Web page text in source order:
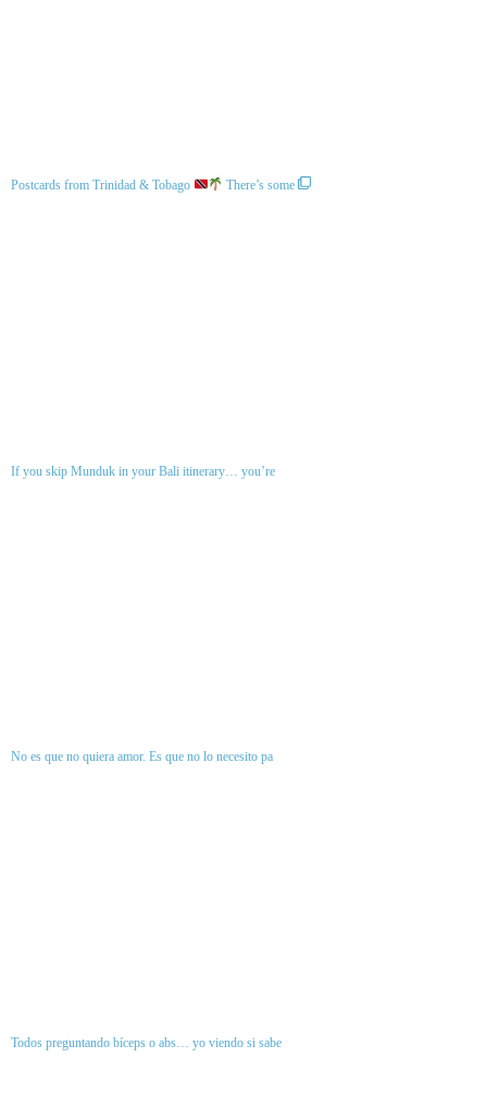
Postcards from Trinidad & Tobago There’s some
If you skip Munduk in your Bali itinerary… you’re
No es que no quiera amor. Es que no lo necesito pa
Todos preguntando bíceps o abs… yo viendo si sabe